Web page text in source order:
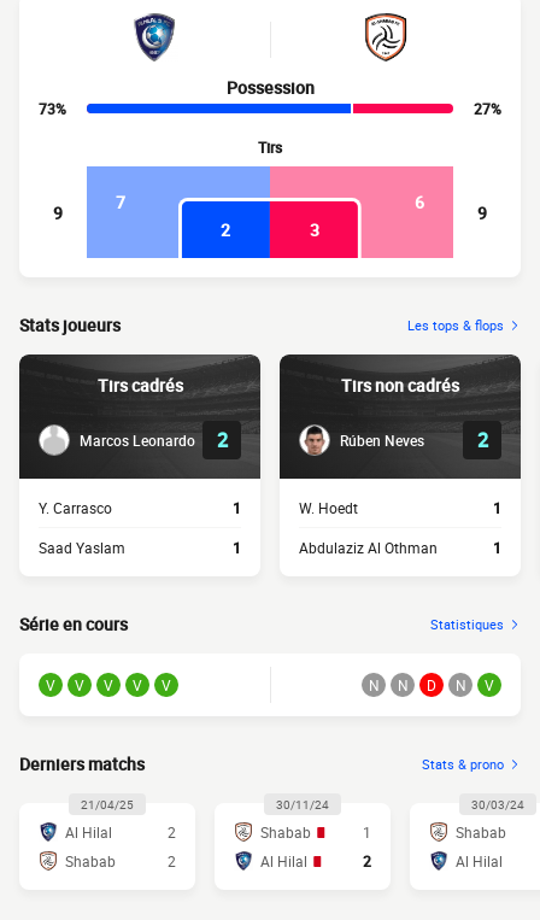
Possession
73%
27%
Tirs
9 7
6
2
3
9
Stats joueurs Les tops & flops
Tirs cadrés
Marcos Leonardo 2
Y. Carrasco 1
Saad Yaslam 1
Tirs non cadrés
Rúben Neves 2
W. Hoedt 1
Abdulaziz Al Othman 1
Série en cours Statistiques
V V V V V N N D N V
Derniers matchs Stats & prono
21/04/25
Al Hilal
2
Shabab
2
30/11/24
Shabab
1
Al Hilal
2
30/03/24
Shabab
Al Hilal